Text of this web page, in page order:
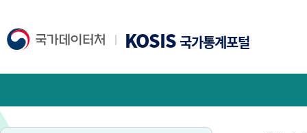
KOSIS국가통계포털